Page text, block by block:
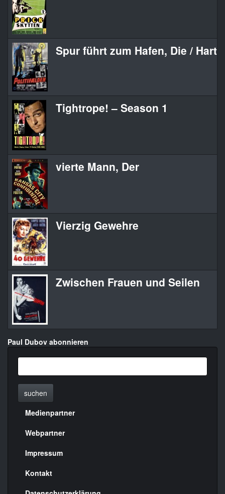
Spur führt zum Hafen, Die /
Tightrope! – Season 1
vierte Mann, Der
Vierzig Gewehre
Zwischen Frauen und Seilen
Paul Dubov abonnieren
suchen
Menülinks
rechte
Seite
Medienpartner
Webpartner
Impressum
Kontakt